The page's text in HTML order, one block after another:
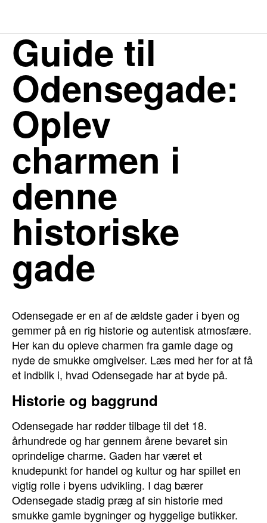
Guide til
Odensegade:
Oplev
charmen i
denne
historiske
gade
Odensegade er en af de ældste gader i byen og
gemmer på en rig historie og autentisk atmosfære.
Her kan du opleve charmen fra gamle dage og
nyde de smukke omgivelser. Læs med her for at få
et indblik i, hvad Odensegade har at byde på.
Historie og baggrund
Odensegade har rødder tilbage til det 18.
århundrede og har gennem årene bevaret sin
oprindelige charme. Gaden har været et
knudepunkt for handel og kultur og har spillet en
vigtig rolle i byens udvikling. I dag bærer
Odensegade stadig præg af sin historie med
smukke gamle bygninger og hyggelige butikker.